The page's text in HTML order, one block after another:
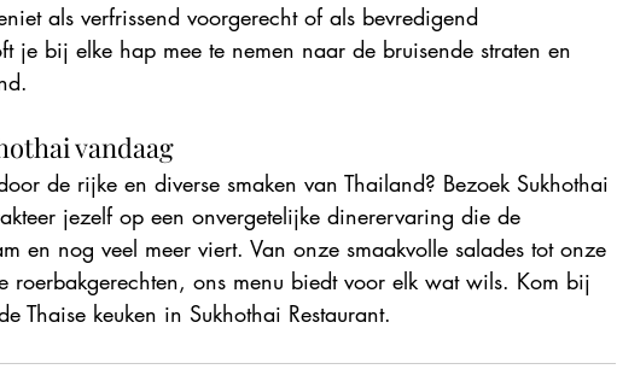
als verfrissend voorgerecht of als bevredigend
je bij elke hap mee te nemen naar de bruisende straten en
vandaag
de rijke en diverse smaken van Thailand? Bezoek Sukhothai
jezelf op een onvergetelijke dinerervaring die de
en nog veel meer viert. Van onze smaakvolle salades tot onze
roerbakgerechten, ons menu biedt voor elk wat wils. Kom bij
Thaise keuken in Sukhothai Restaurant.